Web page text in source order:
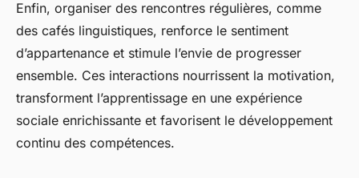
Enfin, organiser des rencontres régulières, comme
des cafés linguistiques, renforce le sentiment
d’appartenance et stimule l’envie de progresser
ensemble. Ces interactions nourrissent la motivation,
transforment l’apprentissage en une expérience
sociale enrichissante et favorisent le développement
continu des compétences.